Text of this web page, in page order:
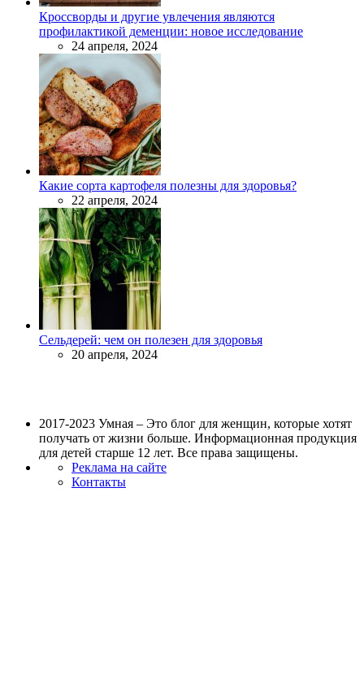
Кроссворды и другие увлечения являются
профилактикой деменции: новое исследование
24 апреля, 2024
Какие сорта картофеля полезны для здоровья?
22 апреля, 2024
Сельдерей: чем он полезен для здоровья
20 апреля, 2024
2017-2023 Умная – Это блог для женщин, которые хотят
получать от жизни больше. Информационная продукция
для детей старше 12 лет. Все права защищены.
Реклама на сайте
Контакты